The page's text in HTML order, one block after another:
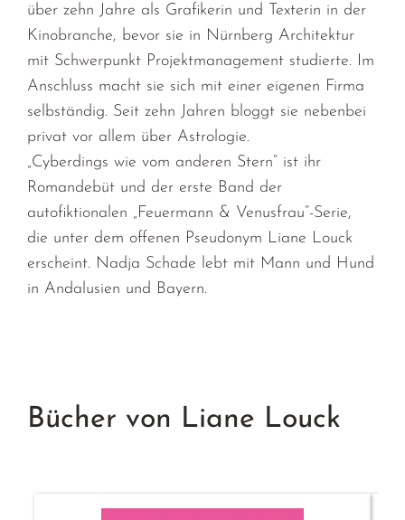
über zehn Jahre als Grafikerin und Texterin in der
Kinobranche, bevor sie in Nürnberg Architektur
mit Schwerpunkt Projektmanagement studierte. Im
Anschluss macht sie sich mit einer eigenen Firma
selbständig. Seit zehn Jahren bloggt sie nebenbei
privat vor allem über Astrologie.
„Cyberdings wie vom anderen Stern“ ist ihr
Romandebüt und der erste Band der
autofiktionalen „Feuermann & Venusfrau“-Serie,
die unter dem offenen Pseudonym Liane Louck
erscheint. Nadja Schade lebt mit Mann und Hund
in Andalusien und Bayern.
Bücher von Liane Louck